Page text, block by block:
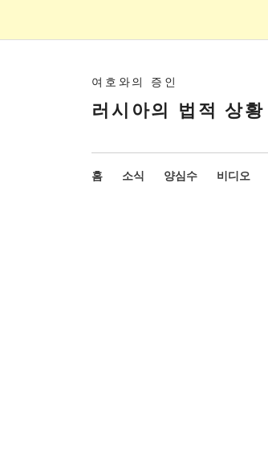
여호와의 증인
러시아의 법적 상황
홈 소식 양심수 비디오